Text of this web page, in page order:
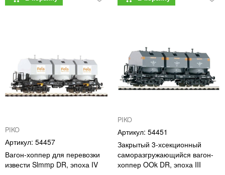
PIKO
54457
Вагон-хоппер для перевозки
извести Slmmp DR, эпоха IV
PIKO
54451
Закрытый 3-хсекционный
саморазгружающийся вагон-
хоппер OOk DR, эпоха III